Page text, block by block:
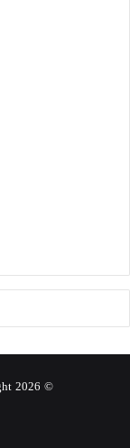
© Copyright 2026